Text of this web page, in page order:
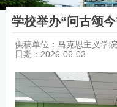
学校举办“问古颂
供稿单位：马克思主义学院
日期：2026-06-03